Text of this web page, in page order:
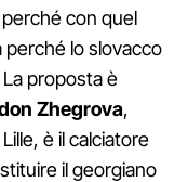
con quel
lo slovacco
proposta è
Zhegrova,
è il calciatore
il georgiano